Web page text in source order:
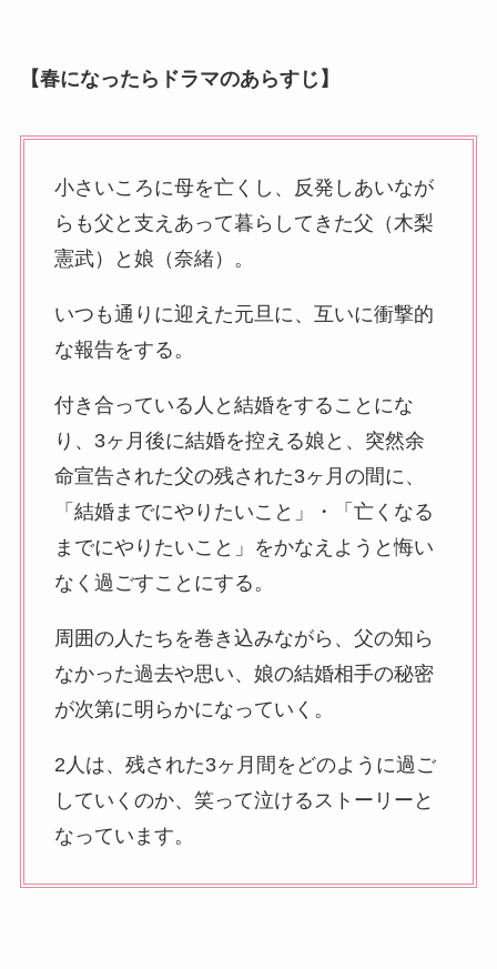
【春になったらドラマのあらすじ】
小さいころに母を亡くし、反発しあいなが
らも父と支えあって暮らしてきた父（木梨
憲武）と娘（奈緒）。
いつも通りに迎えた元旦に、互いに衝撃的
な報告をする。
付き合っている人と結婚をすることにな
り、3ヶ月後に結婚を控える娘と、突然余
命宣告された父の残された3ヶ月の間に、
「結婚までにやりたいこと」・「亡くなる
までにやりたいこと」をかなえようと悔い
なく過ごすことにする。
周囲の人たちを巻き込みながら、父の知ら
なかった過去や思い、娘の結婚相手の秘密
が次第に明らかになっていく。
2人は、残された3ヶ月間をどのように過ご
していくのか、笑って泣けるストーリーと
なっています。